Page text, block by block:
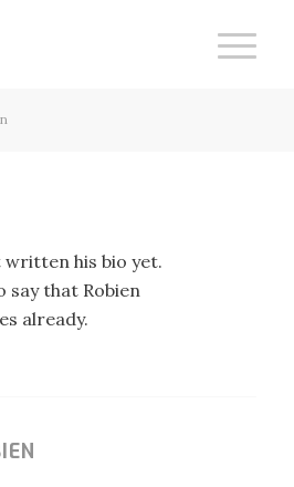
his bio yet.
say that Robien
already.